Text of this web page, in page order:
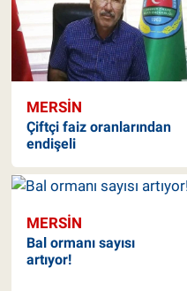
MERSIN
Çiftçi faiz oranlarından
endişeli
MERSIN
Bal ormanı sayısı
artıyor!